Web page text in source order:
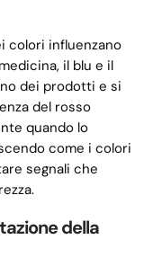
colori influenzano
il blu e il
dei prodotti e si
del rosso
quando lo
come i colori
segnali che
della